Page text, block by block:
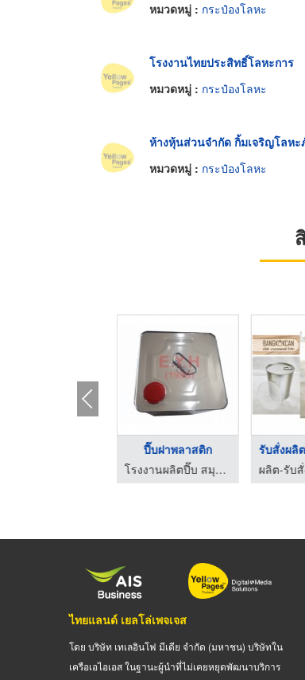
หมวดหมู่ : กระป๋องโลหะ
โรงงานไทยประสิทธิ์โลหะการ
หมวดหมู่ : กระป๋องโลหะ
ห้างหุ้นส่วนจำกัด กิ้มเจริญโลห
หมวดหมู่ : กระป๋องโลหะ
ปี๊บฝาพลาสติก
โรงงานผลิตปี๊บ สมุทรปราการ อี วาย เอช (1998)
ไทยแลนด์ เยลโล่เพจเจส
โดย บริษัท เทเลอินโฟ มีเดีย จำกัด (มหาชน) บริษัทใน
เครือเอไอเอส ในฐานะผู้นำที่ไม่เคยหยุดพัฒนาบริการ